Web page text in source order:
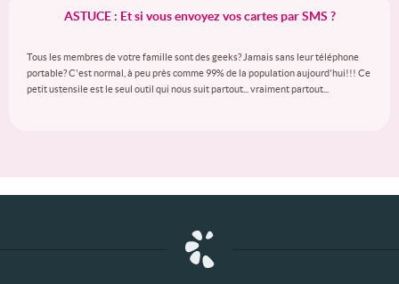
ASTUCE : Et si vous envoyez vos cartes par SMS ?
Tous les membres de votre famille sont des geeks? Jamais sans leur téléphone
portable? C'est normal, à peu près comme 99% de la population aujourd'hui!!! Ce
petit ustensile est le seul outil qui nous suit partout... vraiment partout...